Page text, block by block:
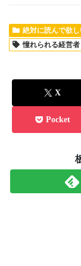
絶対に読んで欲
憧れられる経営者
X
Pocket